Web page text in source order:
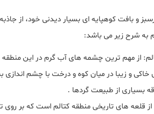
و بافت کوهپایه‌ ای بسیار دیدنی خود، از
به شرح زیر می باشد:
از مهم‌ ترین چشمه‌ های آب گرم در این منطقه
و زیبا در میان کوه و درخت با چشم‌ اندازی
بسیاری از طبیعت‌ گردها .
قلعه‌ های تاریخی منطقه کتالم است که بر روی